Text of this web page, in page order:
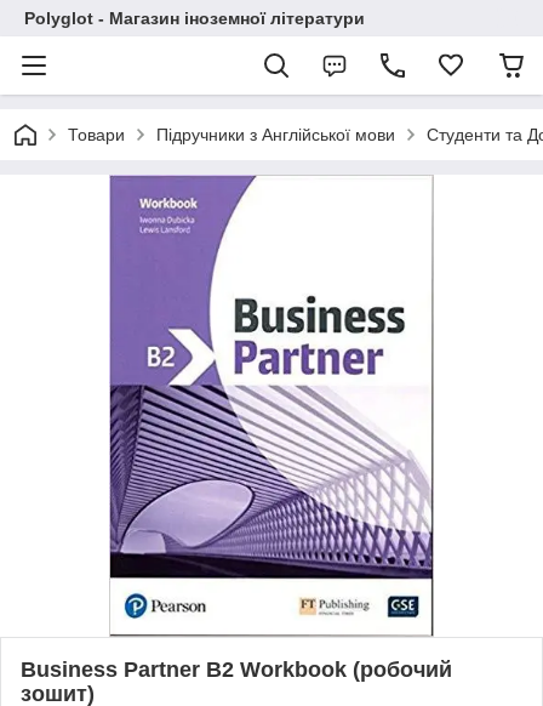
Polyglot - Магазин іноземної літератури
Товари Підручники з Англійської мови Студенти та
Business Partner B2 Workbook (робочий
зошит)